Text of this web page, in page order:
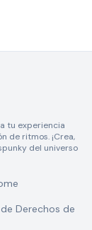
tu experiencia
de ritmos. ¡Crea,
del universo
Derechos de